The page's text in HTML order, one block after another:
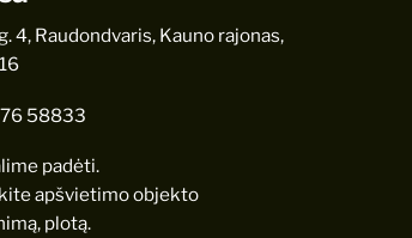
4, Raudondvaris, Kauno rajonas,
58833
padėti.
apšvietimo objekto
plotą.